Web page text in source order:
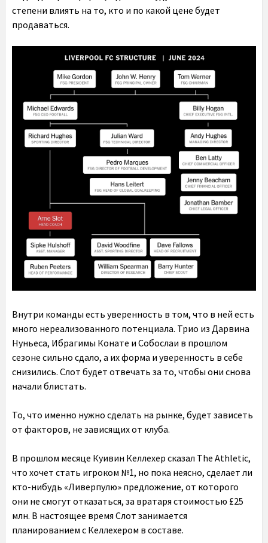
степени влиять на то, кто и по какой цене будет
продаваться.
Внутри команды есть уверенность в том, что в ней есть
много нереализованного потенциала. Трио из Дарвина
Нуньеса, Ибрагимы Конате и Собослаи в прошлом
сезоне сильно сдало, а их форма и уверенность в себе
снизились. Слот будет отвечать за то, чтобы они снова
начали блистать.
То, что именно нужно сделать на рынке, будет зависеть
от факторов, не зависящих от клуба.
В прошлом месяце Куивин Келлехер сказал The Athletic,
что хочет стать игроком №1, но пока неясно, сделает ли
кто-нибудь «Ливерпулю» предложение, от которого
они не смогут отказаться, за вратаря стоимостью £25
млн. В настоящее время Слот занимается
планированием с Келлехером в составе.